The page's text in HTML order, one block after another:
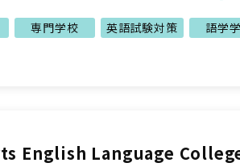
専門学校 英語試験対策 語学
English Language